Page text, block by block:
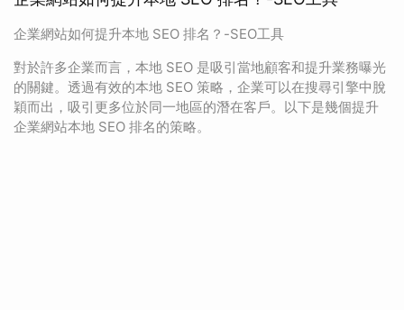
企業網站如何提升本地 SEO 排名？-SEO工具
對於許多企業而言，本地 SEO 是吸引當地顧客和提升業務曝光
的關鍵。透過有效的本地 SEO 策略，企業可以在搜尋引擎中脫
穎而出，吸引更多位於同一地區的潛在客戶。以下是幾個提升
企業網站本地 SEO 排名的策略。